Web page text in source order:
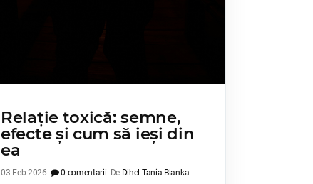
Relație toxică: semne,
efecte și cum să ieși din
ea
03 Feb 2026 0 comentarii De Dihel Tania Blanka